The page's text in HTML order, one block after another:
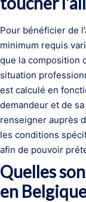
Pour bénéficier de
minimum requis
que la composition
situation
est calculé en
demandeur et de
renseigner auprès
les conditions
afin de pouvoir
Quelles
en